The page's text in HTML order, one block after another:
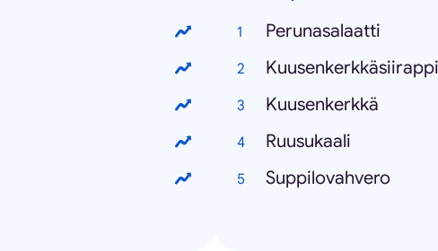
Perunasalaatti
Kuusenkerkkäsiirappi
Kuusenkerkkä
Ruusukaali
Suppilovahvero